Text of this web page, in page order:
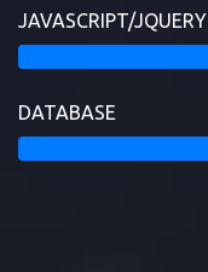
JAVASCRIPT/JQUERY
DATABASE